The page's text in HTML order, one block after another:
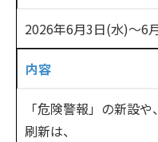
2026年6月3日(水)～6
内容
「危険警報」の新設
刷新は、